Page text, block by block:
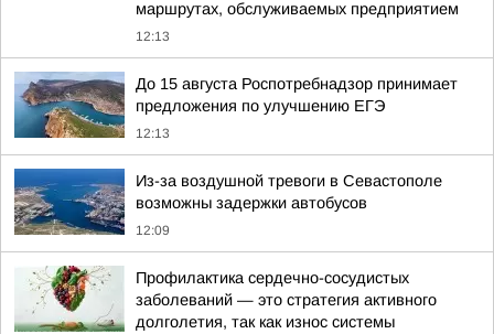
маршрутах, обслуживаемых предприятием
12:13
До 15 августа Роспотребнадзор принимает
предложения по улучшению ЕГЭ
12:13
Из-за воздушной тревоги в Севастополе
возможны задержки автобусов
12:09
Профилактика сердечно-сосудистых
заболеваний — это стратегия активного
долголетия, так как износ системы